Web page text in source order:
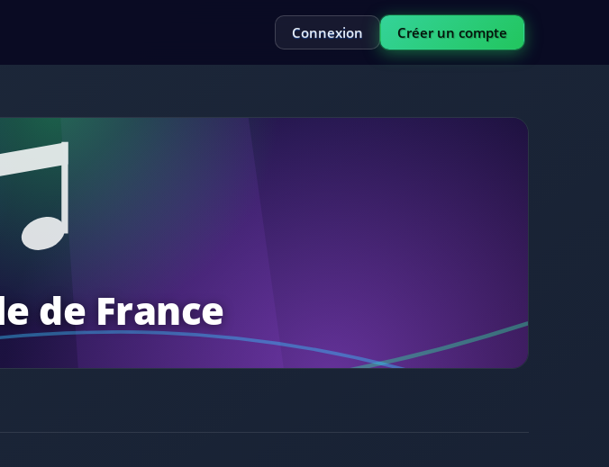
Connexion Créer un compte
de France